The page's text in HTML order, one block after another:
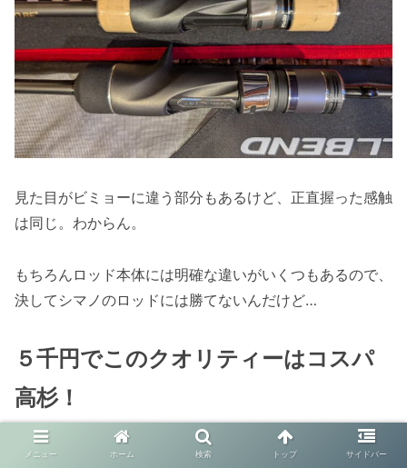
見た目がビミョーに違う部分もあるけど、正直握った感触
は同じ。わからん。
もちろんロッド本体には明確な違いがいくつもあるので、
決してシマノのロッドには勝てないんだけど…
５千円でこのクオリティーはコスパ
高杉！
って正直思いました。。
メニュー ホーム 検索 トップ サイドバー